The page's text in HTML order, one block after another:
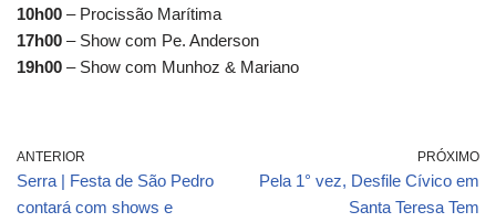
10h00 – Procissão Marítima
17h00 – Show com Pe. Anderson
19h00 – Show com Munhoz & Mariano
ANTERIOR
Serra | Festa de São Pedro
contará com shows e
PRÓXIMO
Pela 1° vez, Desfile Cívico em
Santa Teresa Tem